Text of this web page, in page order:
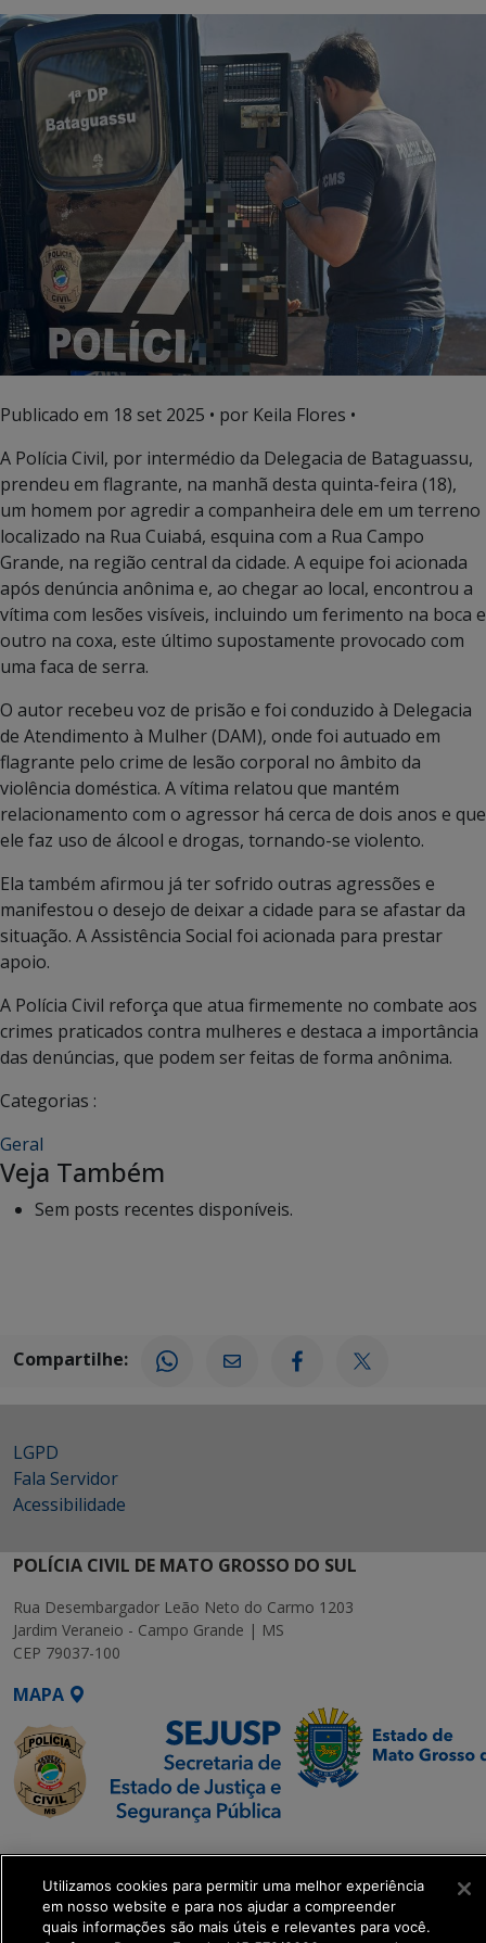
Publicado em 18 set 2025 • por Keila Flores •
A Polícia Civil, por intermédio da Delegacia de Bataguassu,
prendeu em flagrante, na manhã desta quinta-feira (18),
um homem por agredir a companheira dele em um terreno
localizado na Rua Cuiabá, esquina com a Rua Campo
Grande, na região central da cidade. A equipe foi acionada
após denúncia anônima e, ao chegar ao local, encontrou a
vítima com lesões visíveis, incluindo um ferimento na boca e
outro na coxa, este último supostamente provocado com
uma faca de serra.
O autor recebeu voz de prisão e foi conduzido à Delegacia
de Atendimento à Mulher (DAM), onde foi autuado em
flagrante pelo crime de lesão corporal no âmbito da
violência doméstica. A vítima relatou que mantém
relacionamento com o agressor há cerca de dois anos e que
ele faz uso de álcool e drogas, tornando-se violento.
Ela também afirmou já ter sofrido outras agressões e
manifestou o desejo de deixar a cidade para se afastar da
situação. A Assistência Social foi acionada para prestar
apoio.
A Polícia Civil reforça que atua firmemente no combate aos
crimes praticados contra mulheres e destaca a importância
das denúncias, que podem ser feitas de forma anônima.
Categorias :
Geral
Veja Também
Sem posts recentes disponíveis.
Compartilhe:
LGPD
Fala Servidor
Acessibilidade
POLÍCIA CIVIL DE MATO GROSSO DO SUL
Rua Desembargador Leão Neto do Carmo 1203
Jardim Veraneio - Campo Grande | MS
CEP 79037-100
MAPA
SETDIG | Secretaria-
Executiva de
Transformação Digital
Utilizamos cookies para permitir uma melhor experiência
em nosso website e para nos ajudar a compreender
quais informações são mais úteis e relevantes para você.